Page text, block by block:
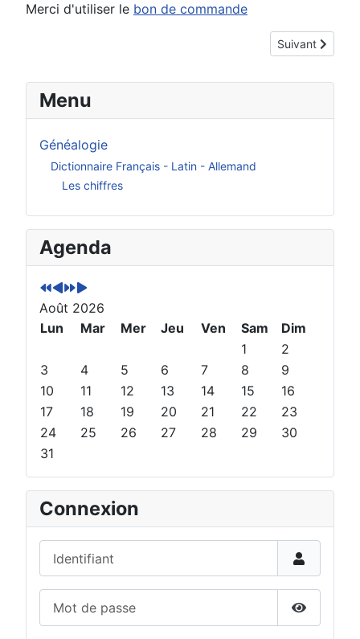
Merci d'utiliser le bon de commande
Article suivant
Suivant
Menu
Généalogie
Dictionnaire Français - Latin - Allemand
Les chiffres
Agenda
A
n
n
é
e
p
é
c
é
d
n
t
e
M
o
i
s
p
r
é
d
e
t
A
n
n
é
e
M
o
i
s
s
u
v
a
n
Août 2026
Lun
Mar Mer Jeu Ven Sam
Dim
1
2
3
4 5 6 7 8
9
10
11 12 13 14 15
16
17
18 19 20 21 22
23
24
25 26 27 28 29
30
31
Connexion
Afficher